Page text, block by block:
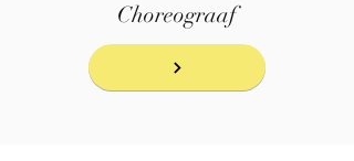
Choreograaf